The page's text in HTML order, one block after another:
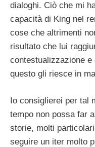
dialoghi. Ciò che mi
capacità di King nel
cose che altrimenti
risultato che lui
contestualizzazione e
questo gli riesce in
Io consiglierei per tal
tempo non possa far
storie, molti
seguire un iter molto